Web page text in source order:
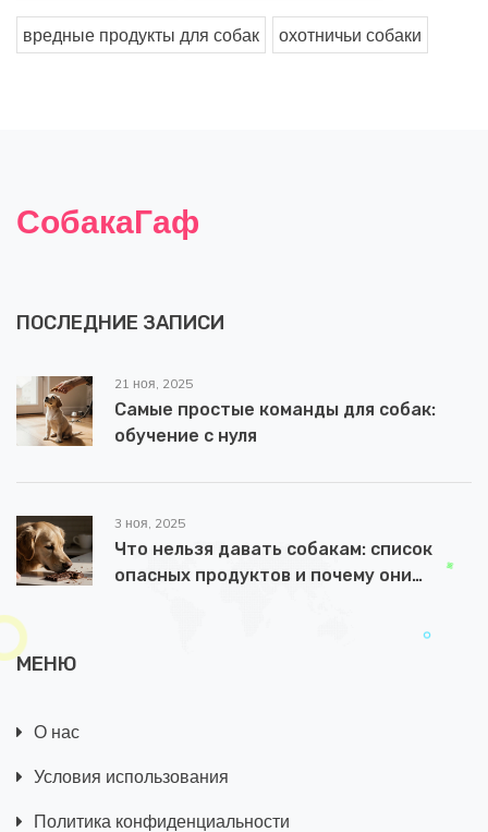
вредные продукты для собак охотничьи собаки
СобакаГаф
ПОСЛЕДНИЕ ЗАПИСИ
21 ноя, 2025
Самые простые команды для собак:
обучение с нуля
3 ноя, 2025
Что нельзя давать собакам: список
опасных продуктов и почему они
МЕНЮ
О нас
Условия использования
Политика конфиденциальности